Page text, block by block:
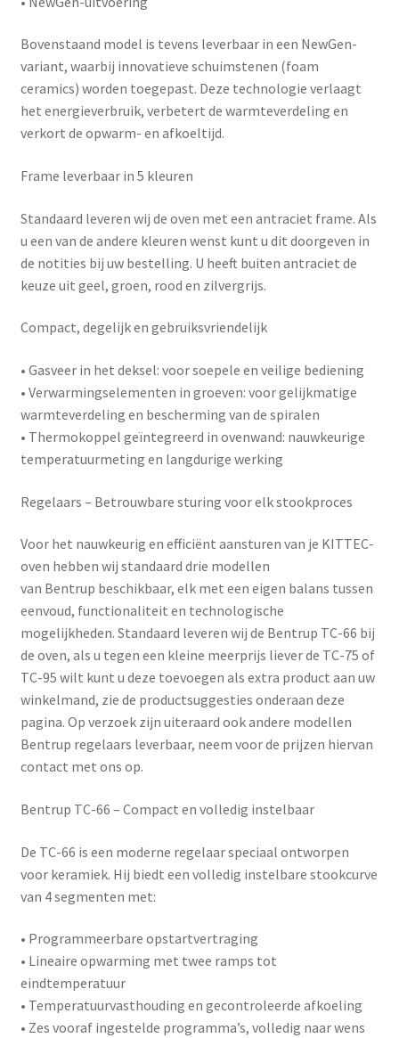
Bovenstaand model is tevens leverbaar in een NewGen-
variant, waarbij innovatieve schuimstenen (foam
ceramics) worden toegepast. Deze technologie verlaagt
het energieverbruik, verbetert de warmteverdeling en
verkort de opwarm- en afkoeltijd.
Frame leverbaar in 5 kleuren
Standaard leveren wij de oven met een antraciet frame. Als
u een van de andere kleuren wenst kunt u dit doorgeven in
de notities bij uw bestelling. U heeft buiten antraciet de
keuze uit geel, groen, rood en zilvergrijs.
Compact, degelijk en gebruiksvriendelijk
• Gasveer in het deksel: voor soepele en veilige bediening
• Verwarmingselementen in groeven: voor gelijkmatige
warmteverdeling en bescherming van de spiralen
• Thermokoppel geïntegreerd in ovenwand: nauwkeurige
temperatuurmeting en langdurige werking
Regelaars – Betrouwbare sturing voor elk stookproces
Voor het nauwkeurig en efficiënt aansturen van je KITTEC-
oven hebben wij standaard drie modellen
van Bentrup beschikbaar, elk met een eigen balans tussen
eenvoud, functionaliteit en technologische
mogelijkheden. Standaard leveren wij de Bentrup TC-66 bij
de oven, als u tegen een kleine meerprijs liever de TC-75 of
TC-95 wilt kunt u deze toevoegen als extra product aan uw
winkelmand, zie de productsuggesties onderaan deze
pagina. Op verzoek zijn uiteraard ook andere modellen
Bentrup regelaars leverbaar, neem voor de prijzen hiervan
contact met ons op.
Bentrup TC-66 – Compact en volledig instelbaar
De TC-66 is een moderne regelaar speciaal ontworpen
voor keramiek. Hij biedt een volledig instelbare stookcurve
van 4 segmenten met:
• Programmeerbare opstartvertraging
• Lineaire opwarming met twee ramps tot
eindtemperatuur
• Temperatuurvasthouding en gecontroleerde afkoeling
• Zes vooraf ingestelde programma’s, volledig naar wens